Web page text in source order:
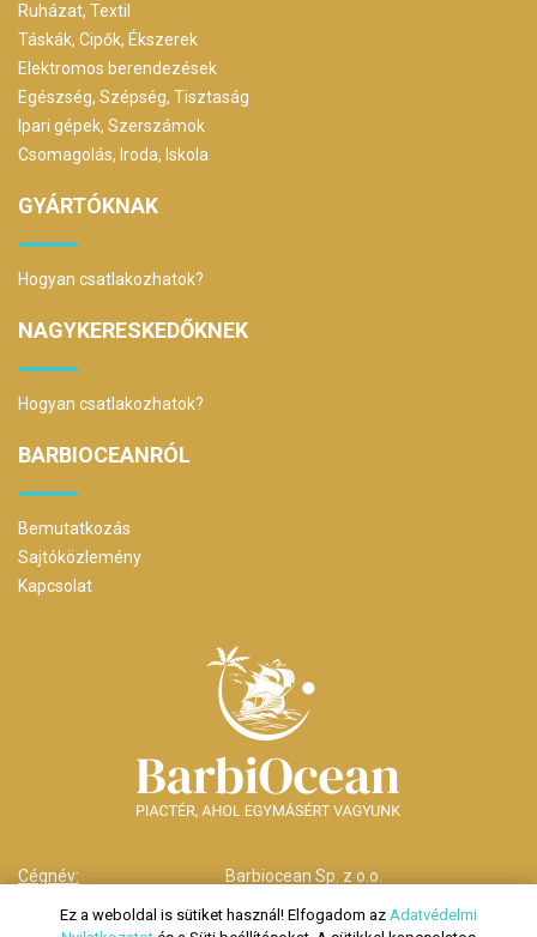
Ruházat, Textil
Táskák, Cipők, Ékszerek
Elektromos berendezések
Egészség, Szépség, Tisztaság
Ipari gépek, Szerszámok
Csomagolás, Iroda, Iskola
GYÁRTÓKNAK
Hogyan csatlakozhatok?
NAGYKERESKEDŐKNEK
Hogyan csatlakozhatok?
BARBIOCEANRÓL
Bemutatkozás
Sajtóközlemény
Kapcsolat
Cégnév:
Barbiocean Sp. z o.o.
ul. Długa nr 29
Ez a weboldal is sütiket használ! Elfogadom az Adatvédelmi